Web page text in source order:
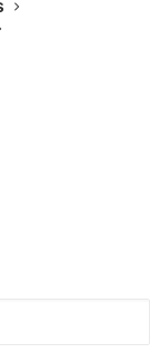
für unsere